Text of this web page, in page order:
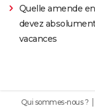
Quelle amende
devez
vacances
Qui sommes-nous ?